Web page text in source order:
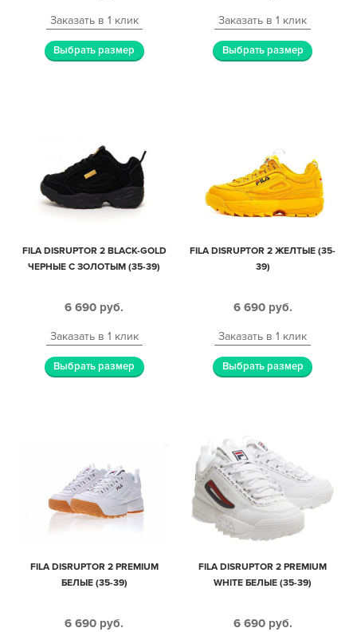
Заказать в 1 клик
Выбрать размер
Заказать в 1 клик
Выбрать размер
FILA DISRUPTOR 2 BLACK-GOLD
ЧЕРНЫЕ С ЗОЛОТЫМ (35-39)
6 690 руб.
Заказать в 1 клик
Выбрать размер
FILA DISRUPTOR 2 ЖЕЛТЫЕ (35-
39)
6 690 руб.
Заказать в 1 клик
Выбрать размер
FILA DISRUPTOR 2 PREMIUM
БЕЛЫЕ (35-39)
6 690 руб.
FILA DISRUPTOR 2 PREMIUM
WHITE БЕЛЫЕ (35-39)
6 690 руб.